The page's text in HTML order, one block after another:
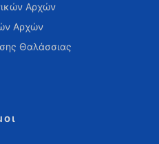
Αρχών
Αρχών
Θαλάσσιας